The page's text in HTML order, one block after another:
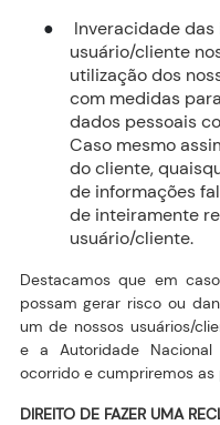
●
Inveracidade
usuário/cliente
utilização dos
com medidas
dados pessoais
Caso mesmo
do cliente,
de informações
de inteiramente
usuário/cliente.
Destacamos que em
possam gerar risco ou
um de nossos usuários/
e a Autoridade
ocorrido e cumpriremos as
DIREITO DE FAZER UMA